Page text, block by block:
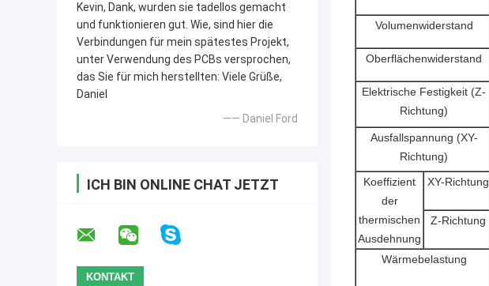
Kevin, Dank, wurden sie tadellos gemacht
und funktionieren gut. Wie, sind hier die
Verbindungen für mein spätestes Projekt,
unter Verwendung des PCBs versprochen,
das Sie für mich herstellten: Viele Grüße,
Daniel
—— Daniel Ford
ICH BIN ONLINE CHAT JETZT
Volumenwiderstand
Oberflächenwiderstand
Elektrische Festigkeit (Z-
Richtung)
Ausfallspannung (XY-
Richtung)
Koeffizient
der
thermischen
Ausdehnung
XY-Richtung
Z-Richtung
Wärmebelastung